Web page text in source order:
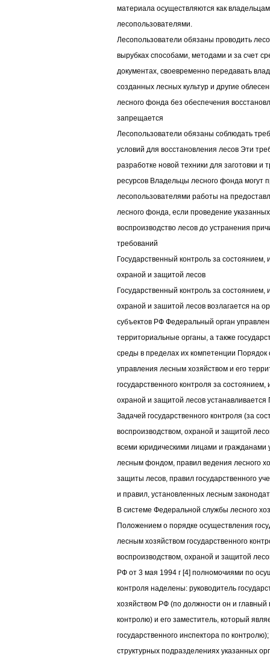
материала осуществляются как
лесопользователями.
Лесопользователи обязаны проводить
вырубках способами, методами и за счет
документах, своевременно передавать
созданных лесных культур и другие
лесного фонда без обеспечения
запрещается
Лесопользователи обязаны соблюдать
условий для восстановления лесов Эти
разработке новой техники для заготовки и
ресурсов Владельцы лесного фонда могут
лесопользователями работы на
лесного фонда, если проведение
воспроизводство лесов до устранения
требований
Государственный контроль за
охраной и защитой лесов
Государственный контроль за
охраной и зашитой лесов возлагается на
субъектов РФ Федеральный орган
территориальные органы, а также
среды в пределах их компетенции
управления лесным хозяйством и его
государственного контроля за
охраной и защитой лесов
Задачей государственного контроля (за
воспроизводством, охраной и защитой
всеми юридическими лицами и гражданами
лесным фондом, правил ведения лесного
защиты лесов, правил государственного
и правил, установленных лесным
В системе Федеральной службы лесного
Положением о порядке осуществления
лесным хозяйством государственного
воспроизводством, охраной и защитой
РФ от 3 мая 1994 г [4] полномочиями по
контроля наделены: руководитель
хозяйством РФ (по должности он и главный
контролю) и его заместитель, который
государственного инспектора по
структурных подразделениях указанных